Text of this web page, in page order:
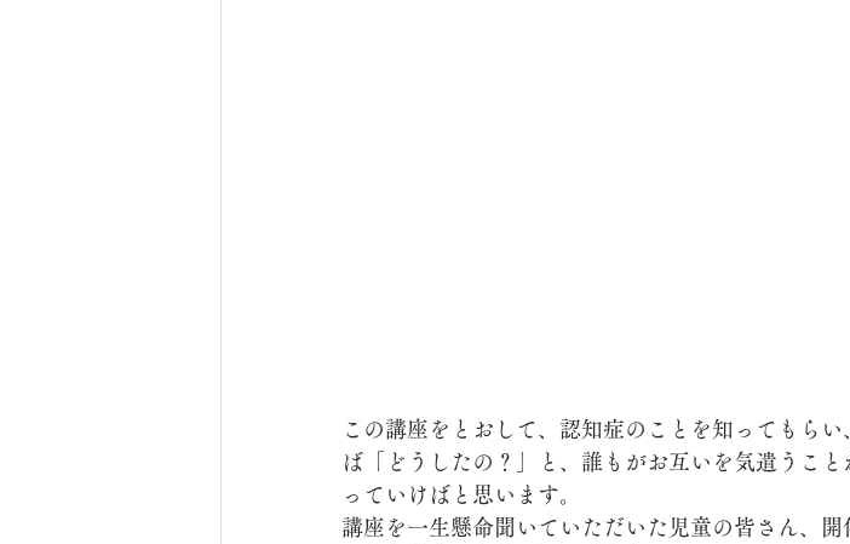
この講座をとおして、認知症のことを知ってもら
ば「どうしたの？」と、誰もがお互いを気遣うこ
っていけばと思います。
講座を一生懸命聞いていただいた児童の皆さん、